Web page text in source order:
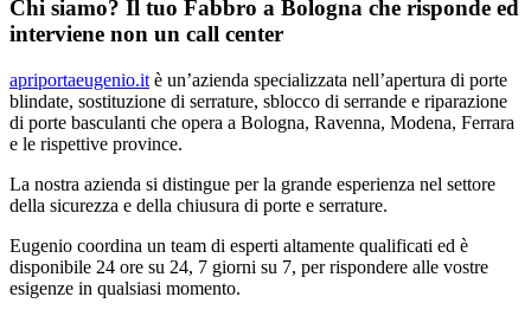
Chi siamo? Il tuo Fabbro a Bologna che risponde ed
interviene non un call center
apriportaeugenio.it è un’azienda specializzata nell’apertura di porte
blindate, sostituzione di serrature, sblocco di serrande e riparazione
di porte basculanti che opera a Bologna, Ravenna, Modena, Ferrara
e le rispettive province.
La nostra azienda si distingue per la grande esperienza nel settore
della sicurezza e della chiusura di porte e serrature.
Eugenio coordina un team di esperti altamente qualificati ed è
disponibile 24 ore su 24, 7 giorni su 7, per rispondere alle vostre
esigenze in qualsiasi momento.